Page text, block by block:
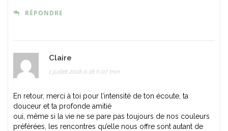
RÉPONDRE
Claire
1 juillet 2018 à 18 h 07 min
En retour, merci à toi pour l’intensité de ton écoute, ta
douceur et ta profonde amitié
oui, même si la vie ne se pare pas toujours de nos couleurs
préférées, les rencontres qu’elle nous offre sont autant de